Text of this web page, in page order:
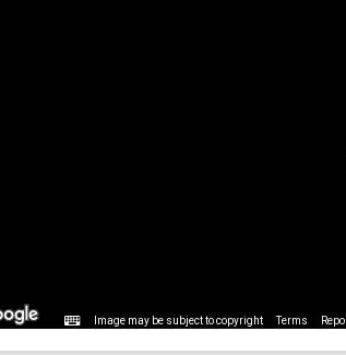
Image may be subject to copyright Terms